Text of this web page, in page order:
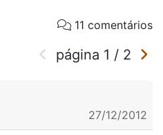
11 comentários
página 1 / 2
27/12/2012